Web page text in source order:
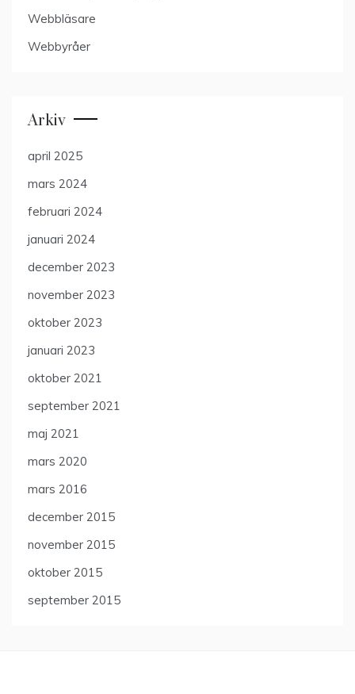
Webbläsare
Webbyråer
Arkiv
april 2025
mars 2024
februari 2024
januari 2024
december 2023
november 2023
oktober 2023
januari 2023
oktober 2021
september 2021
maj 2021
mars 2020
mars 2016
december 2015
november 2015
oktober 2015
september 2015